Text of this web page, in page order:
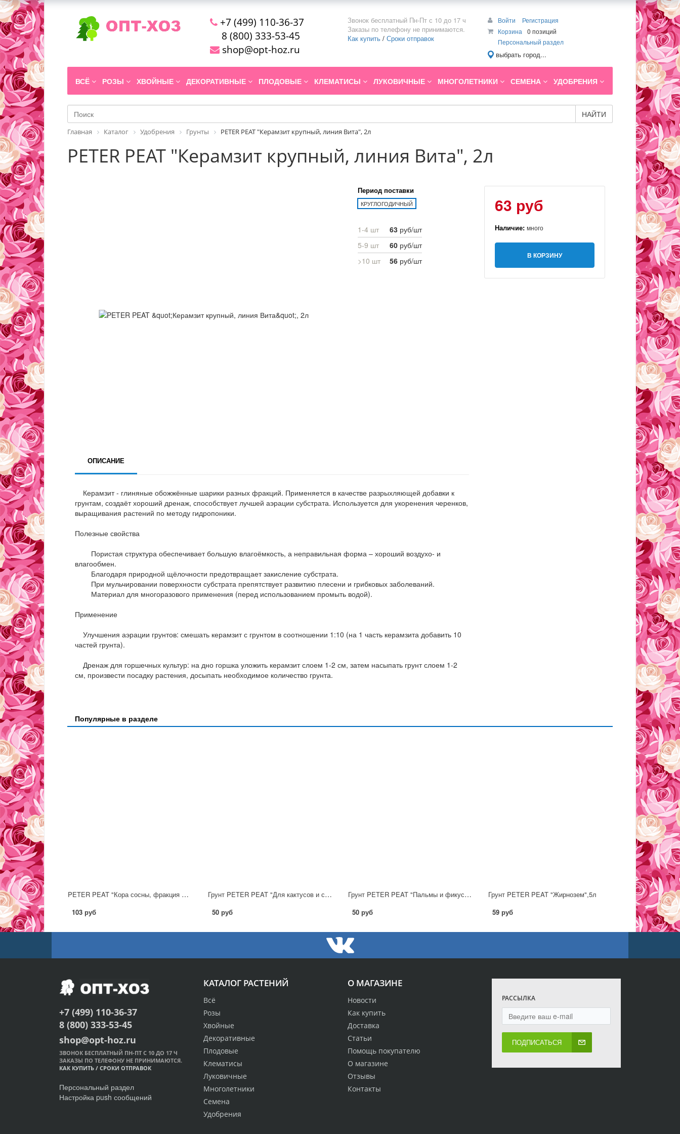
+7 (499) 110-36-37
8 (800) 333-53-45
shop@opt-hoz.ru
Звонок бесплатный Пн-Пт с 10 до 17 ч
Заказы по телефону не принимаются.
Как купить / Сроки отправок
Войти
Регистрация
Корзина
0 позиций
Персональный раздел
выбрать город...
ВСЁ РОЗЫ ХВОЙНЫЕ ДЕКОРАТИВНЫЕ ПЛОДОВЫЕ КЛЕМАТИСЫ ЛУКОВИЧНЫЕ МНОГОЛЕТНИКИ СЕМЕНА УДОБРЕНИЯ
НАЙТИ
Главная Каталог Удобрения Грунты PETER PEAT "Керамзит крупный, линия Вита", 2л
PETER PEAT "Керамзит крупный, линия Вита", 2л
Период поставки
КРУГЛОГОДИЧНЫЙ
1-4 шт 63 руб/шт
5-9 шт
60 руб/шт
>10 шт
56 руб/шт
63 руб
Наличие: много
В КОРЗИНУ
ОПИСАНИЕ
Керамзит - глиняные обожжённые шарики разных фракций. Применяется в качестве разрыхляющей добавки к
грунтам, создаёт хороший дренаж, способствует лучшей аэрации субстрата. Используется для укоренения черенков,
выращивания растений по методу гидропоники.
Полезные свойства
Пористая структура обеспечивает большую влагоёмкость, а неправильная форма – хороший воздухо- и
влагообмен.
Благодаря природной щёлочности предотвращает закисление субстрата.
При мульчировании поверхности субстрата препятствует развитию плесени и грибковых заболеваний.
Материал для многоразового применения (перед использованием промыть водой).
Применение
Улучшения аэрации грунтов: смешать керамзит с грунтом в соотношении 1:10 (на 1 часть керамзита добавить 10
частей грунта).
Дренаж для горшечных культур: на дно горшка уложить керамзит слоем 1-2 см, затем насыпать грунт слоем 1-2
см, произвести посадку растения, досыпать необходимое количество грунта.
Популярные в разделе
PETER PEAT "Кора сосны, фракция 5-25 мм", 2л
103 руб
Грунт PETER PEAT "Для кактусов и суккулентов", 2.5л
50 руб
Грунт PETER PEAT "Пальмы и фикусы", 2.5л
50 руб
Грунт PETER PEAT "Жирнозем",5л
59 руб
О МАГАЗИНЕ
Новости
Как купить
Доставка
Статьи
Помощь покупателю
О магазине
Отзывы
Контакты
КАТАЛОГ РАСТЕНИЙ
Всё
Розы
Хвойные
Декоративные
Плодовые
Клематисы
Луковичные
Многолетники
Семена
Удобрения
РАССЫЛКА
ПОДПИСАТЬСЯ
+7 (499) 110-36-37
8 (800) 333-53-45
shop@opt-hoz.ru
ЗВОНОК БЕСПЛАТНЫЙ ПН-ПТ С 10 ДО 17 Ч
ЗАКАЗЫ ПО ТЕЛЕФОНУ НЕ ПРИНИМАЮТСЯ.
КАК КУПИТЬ / СРОКИ ОТПРАВОК
Персональный раздел
Настройка push сообщений